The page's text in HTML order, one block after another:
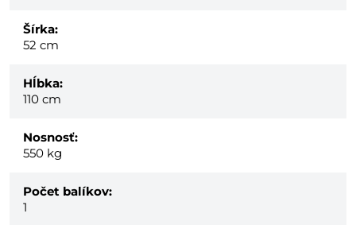
Šírka:
52 cm
Hĺbka:
110 cm
Nosnosť:
550 kg
Počet balíkov:
1